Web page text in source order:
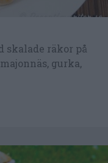
skalade räkor på
gurka,